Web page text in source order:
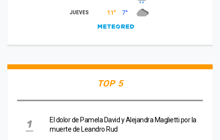
TOP 5
El dolor de Pamela David y Alejandra Maglietti por la
muerte de Leandro Rud